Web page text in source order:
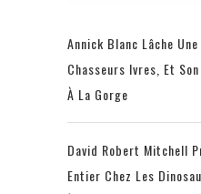
Annick Blanc Lâche
Chasseurs Ivres, Et
À La Gorge
David Robert Mitchell
Entier Chez Les